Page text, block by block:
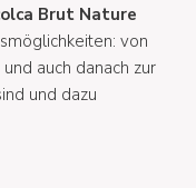
Brut Nature
von
auch danach zur
und dazu